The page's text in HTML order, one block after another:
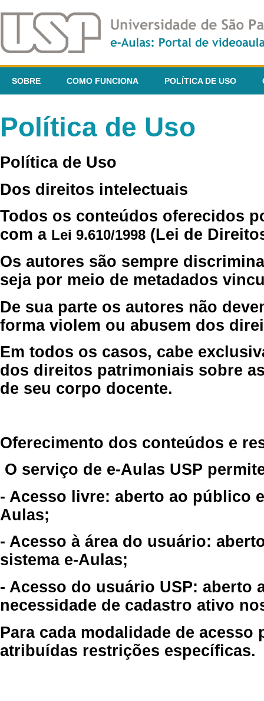
SOBRE COMO FUNCIONA POLÍTICA DE USO
Política de Uso
Política de Uso
Dos direitos intelectuais
Todos os conteúdos oferecidos
com a Lei 9.610/1998 (Lei de
Os autores são sempre
seja por meio de metadados
De sua parte os autores não
forma violem ou abusem dos
Em todos os casos, cabe
dos direitos patrimoniais sobre
de seu corpo docente.
Oferecimento dos conteúdos e
O serviço de e-Aulas USP
- Acesso livre: aberto ao público
Aulas;
- Acesso à área do usuário:
sistema e-Aulas;
- Acesso do usuário USP: aberto
necessidade de cadastro ativo
Para cada modalidade de
atribuídas restrições específicas.